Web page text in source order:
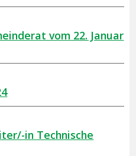
vom 22. Januar
in Technische